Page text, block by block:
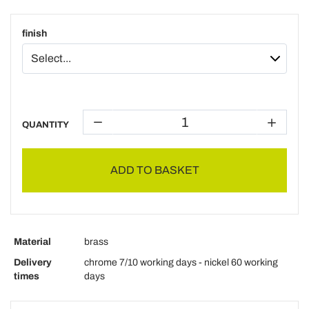
finish
QUANTITY
ADD TO BASKET
Material
brass
Delivery
times
chrome 7/10 working days - nickel 60 working
days